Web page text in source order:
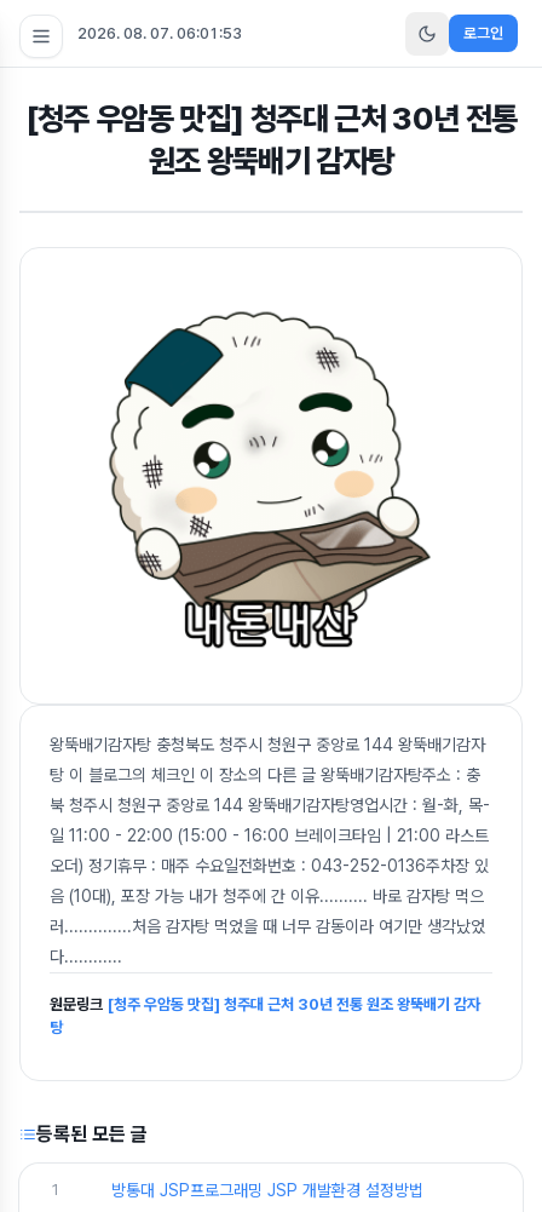
2026. 08. 07. 06:01:54 로그인
[청주 우암동 맛집] 청주대 근처 30년 전통
원조 왕뚝배기 감자탕
왕뚝배기감자탕 충청북도 청주시 청원구 중앙로 144 왕뚝배기감자
탕 이 블로그의 체크인 이 장소의 다른 글 왕뚝배기감자탕주소 : 충
북 청주시 청원구 중앙로 144 왕뚝배기감자탕영업시간 : 월-화, 목-
일 11:00 - 22:00 (15:00 - 16:00 브레이크타임 | 21:00 라스트
오더) 정기휴무 : 매주 수요일전화번호 : 043-252-0136주차장 있
음 (10대), 포장 가능 내가 청주에 간 이유.......... 바로 감자탕 먹으
러..............처음 감자탕 먹었을 때 너무 감동이라 여기만 생각났었
다............
원문링크 [청주 우암동 맛집] 청주대 근처 30년 전통 원조 왕뚝배기 감자
탕
등록된 모든 글
1 방통대 JSP프로그래밍 JSP 개발환경 설정방법